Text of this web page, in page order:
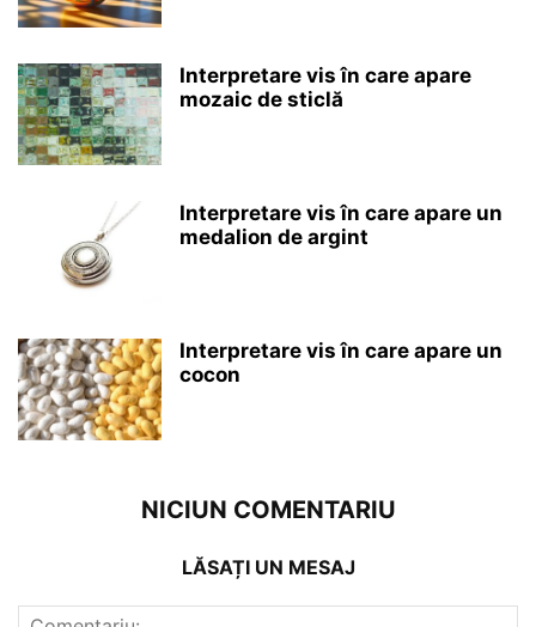
Interpretare vis în care apare
mozaic de sticlă
Interpretare vis în care apare un
medalion de argint
Interpretare vis în care apare un
cocon
NICIUN COMENTARIU
LĂSAȚI UN MESAJ